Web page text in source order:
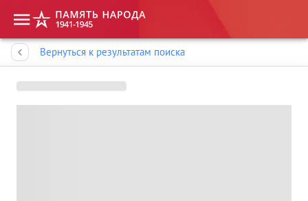
Вернуться к результатам поиска
Память народа